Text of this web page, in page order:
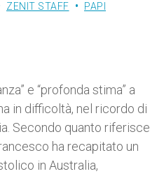
ZENIT STAFF PAPI
e “profonda stima” a
in difficoltà, nel ricordo di
Secondo quanto riferisce
ha recapitato un
in Australia,